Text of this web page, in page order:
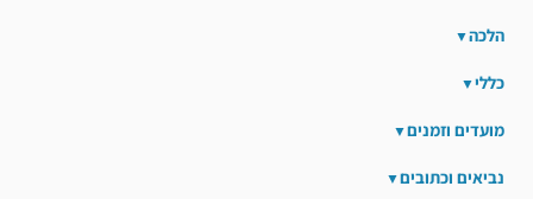
הלכה
כללי
מועדים וזמנים
נביאים וכתובים